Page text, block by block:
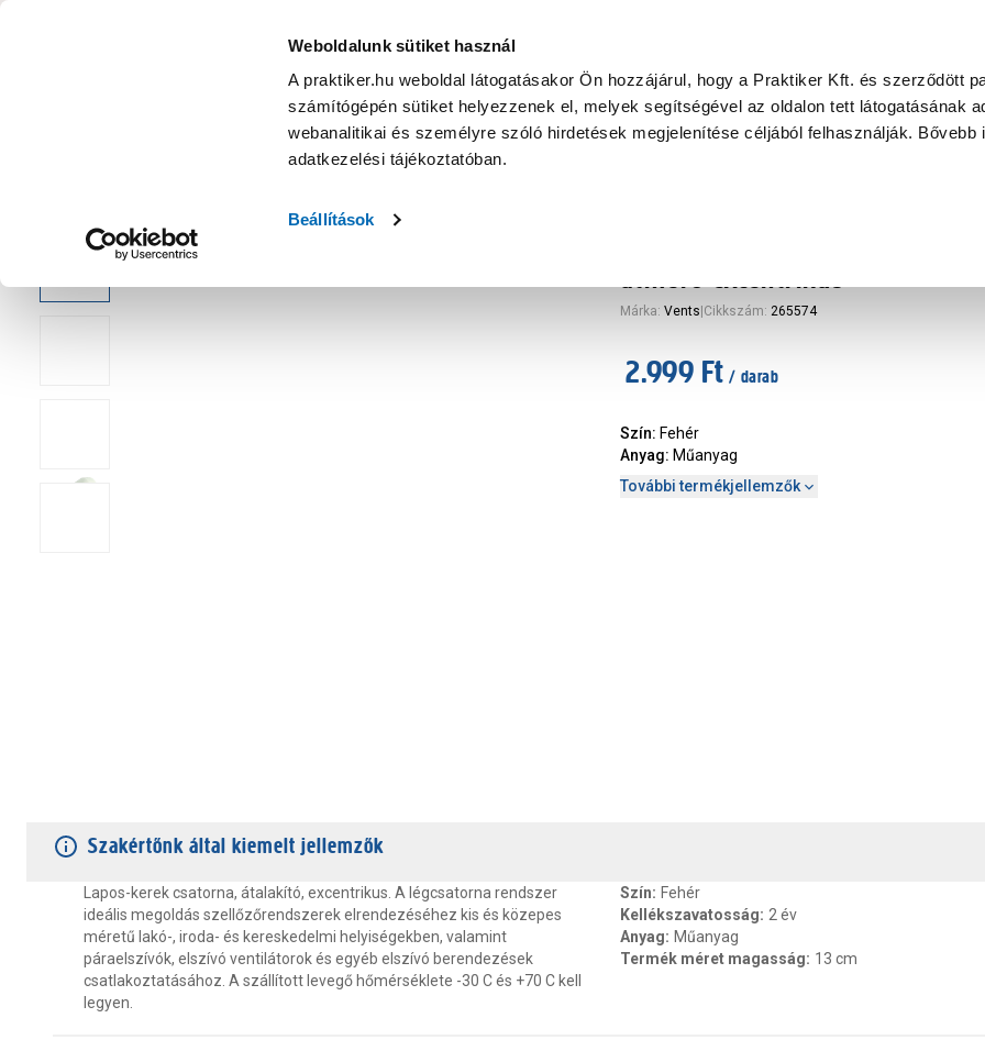
Weboldalunk sütiket használ
A praktiker.hu weboldal látogatásakor Ön hozzájárul, hogy a Praktiker Kft. és szerződött
számítógépén sütiket helyezzenek el, melyek segítségével az oldalon tett látogatásának
webanalitikai és személyre szóló hirdetések megjelenítése céljából felhasználják. Bővebb
adatkezelési tájékoztatóban.
Beállítások
KATEGÓRIÁK
Nyereményjáték Praktiker Professional Szakiajánló Ügyintézés és Információ
átmérő excentrikus
Márka: Vents Cikkszám: 265574
2.999 Ft / darab
Szín: Fehér
Anyag: Műanyag
További termékjellemzők
Szakértőnk által kiemelt jellemzők
Lapos-kerek csatorna, átalakító, excentrikus. A légcsatorna rendszer
ideális megoldás szellőzőrendszerek elrendezéséhez kis és közepes
méretű lakó-, iroda- és kereskedelmi helyiségekben, valamint
páraelszívók, elszívó ventilátorok és egyéb elszívó berendezések
csatlakoztatásához. A szállított levegő hőmérséklete -30 C és +70 C kell
legyen.
Szín: Fehér
Kellékszavatosság: 2 év
Anyag: Műanyag
Termék méret magasság: 13 cm